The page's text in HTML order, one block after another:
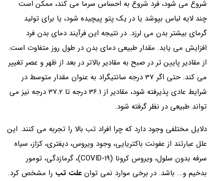
شروع می شود، فرد شروع به احساس سرما می کند، ممکن است
چند لایه لباس بپوشد یا در یک پتو پیچیده شود، یا برای تولید
گرمای بیشتر بدن می لرزد. در نتیجه این فرآیند دمای بدن فرد
افزایش می یابد. مقدار طبیعی دمای بدن در طول روز متفاوت است.
از مقادیر پایین تر در صبح به مقادیر بالاتر در بعد از ظهر و عصر تغییر
می کند. حتی اگر 37 درجه سانتیگراد به عنوان مقدار متوسط ​​در
شرایط عادی پذیرفته شود، مقادیر از 36.1 درجه تا 37.2 درجه نیز می
تواند طبیعی در نظر گرفته شود.
دلایل مختلفی وجود دارد که چرا افراد تب بالا را تجربه می کنند. این
علل عبارتند از عفونت باکتریایی، وجود ویروس، دیفتری، کزاز، سیاه
سرفه بدون سلول، ویروس کرونا (COVID-19)، گرمازدگی، تومور
بدخیم و... باشد. در برخی موارد نمی توان علت تب را مشخص کرد.